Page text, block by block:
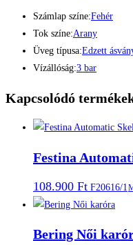
Számlap színe:Fehér
Tok színe:Arany
Üveg típusa:Edzett
Vízállóság:3 bar
Kapcsolódó
Festina
108.900 Ft F20616/1
Bering Női